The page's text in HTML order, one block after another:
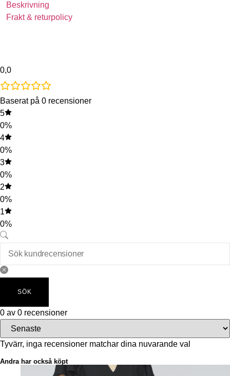
Beskrivning
Frakt & returpolicy
0,0
Baserat på 0 recensioner
5
0%
4
0%
3
0%
2
0%
1
0%
SÖK
0 av 0 recensioner
Tyvärr, inga recensioner matchar dina nuvarande val
Andra har också köpt